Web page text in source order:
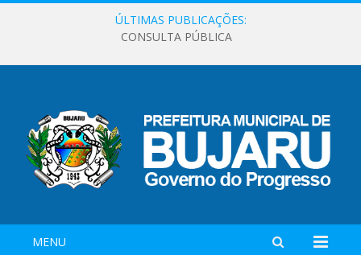
ÚLTIMAS PUBLICAÇÕES:
CONSULTA PÚBLICA
MENU